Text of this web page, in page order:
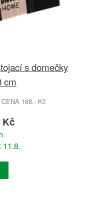
s domečky
cm
168.- Kč
Kč
11.8.